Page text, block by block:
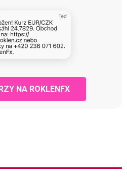
NA ROKLENFX